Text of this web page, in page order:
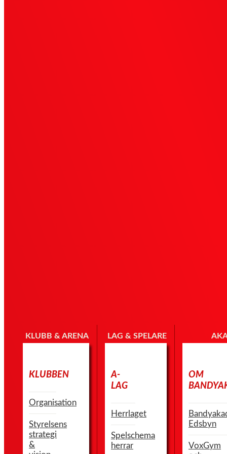
KLUBB & ARENA
KLUBBEN
Organisation
Styrelsens
strategi
&
LAG & SPELARE
A-
LAG
Herrlaget
Spelschema
herrar
OM
Edsbyn
VoxGym